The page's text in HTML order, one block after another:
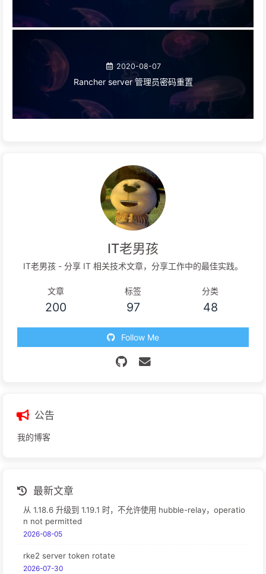
2020-08-07
Rancher server 管理员密码重置
IT老男孩
IT老男孩 - 分享 IT 相关技术文章，分享工作中的最佳实践。
文章
200
标签
97
分类
48
Follow Me
公告
我的博客
最新文章
从 1.18.6 升级到 1.19.1 时，不允许使用 hubble-relay，operatio
n not permitted
2026-08-05
rke2 server token rotate
2026-07-30